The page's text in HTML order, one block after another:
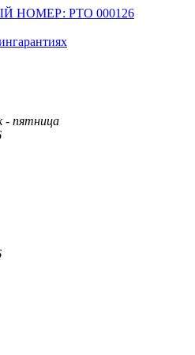
НОМЕР: РТО 000126
- пятница